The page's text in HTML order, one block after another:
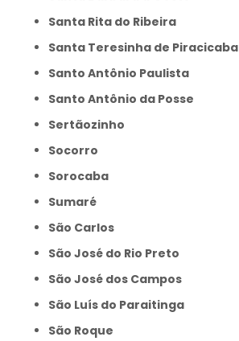
Santa Rita do Ribeira
Santa Teresinha de Piracicaba
Santo Antônio Paulista
Santo Antônio da Posse
Sertãozinho
Socorro
Sorocaba
Sumaré
São Carlos
São José do Rio Preto
São José dos Campos
São Luís do Paraitinga
São Roque